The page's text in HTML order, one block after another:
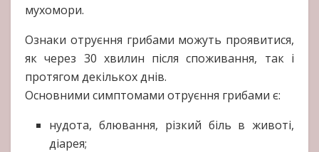
мухомори.
Ознаки отруєння грибами можуть проявитися,
як через 30 хвилин після споживання, так і
протягом декількох днів.
Основними симптомами отруєння грибами є:
нудота, блювання, різкий біль в животі,
діарея;